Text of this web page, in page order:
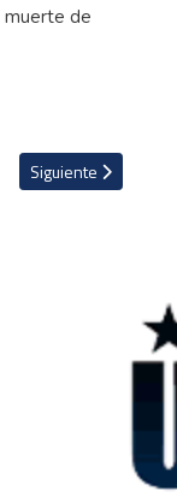
Macron da
Artículo siguiente:
Siguiente